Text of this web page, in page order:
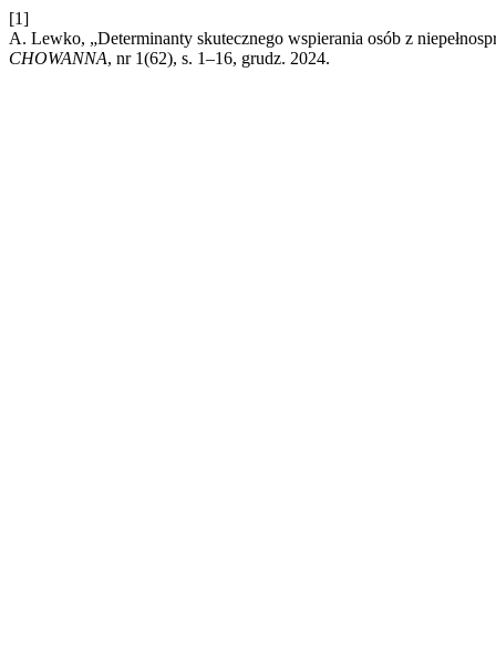
[1]
A. Lewko, „Determinanty skutecznego wspierania osób z
CHOWANNA, nr 1(62), s. 1–16, grudz. 2024.